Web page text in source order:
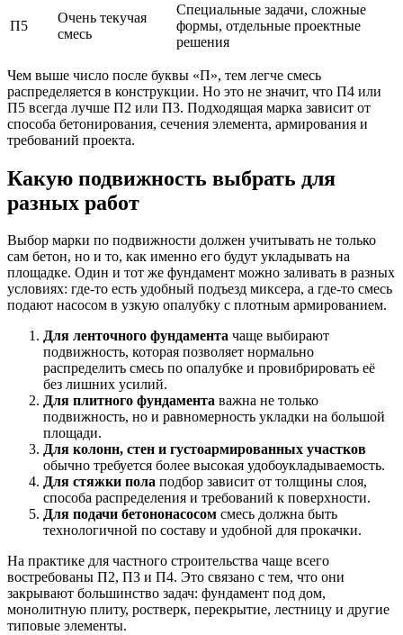
П5
Очень текучая
смесь
Специальные задачи, сложные
формы, отдельные проектные
решения
Чем выше число после буквы «П», тем легче смесь
распределяется в конструкции. Но это не значит, что П4 или
П5 всегда лучше П2 или П3. Подходящая марка зависит от
способа бетонирования, сечения элемента, армирования и
требований проекта.
Какую подвижность выбрать для
разных работ
Выбор марки по подвижности должен учитывать не только
сам бетон, но и то, как именно его будут укладывать на
площадке. Один и тот же фундамент можно заливать в разных
условиях: где-то есть удобный подъезд миксера, а где-то смесь
подают насосом в узкую опалубку с плотным армированием.
Для ленточного фундамента чаще выбирают
подвижность, которая позволяет нормально
распределить смесь по опалубке и провибрировать её
без лишних усилий.
Для плитного фундамента важна не только
подвижность, но и равномерность укладки на большой
площади.
Для колонн, стен и густоармированных участков
обычно требуется более высокая удобоукладываемость.
Для стяжки пола подбор зависит от толщины слоя,
способа распределения и требований к поверхности.
Для подачи бетононасосом смесь должна быть
технологичной по составу и удобной для прокачки.
На практике для частного строительства чаще всего
востребованы П2, П3 и П4. Это связано с тем, что они
закрывают большинство задач: фундамент под дом,
монолитную плиту, ростверк, перекрытие, лестницу и другие
типовые элементы.